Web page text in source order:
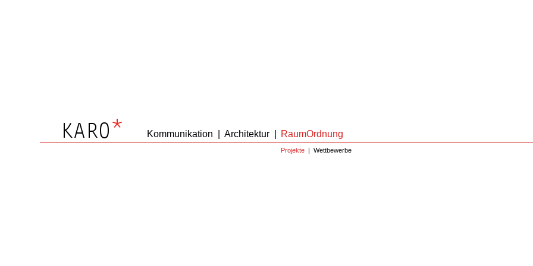
Projekte |Wettbewerbe
Kommunikation Architektur RaumOrdnung